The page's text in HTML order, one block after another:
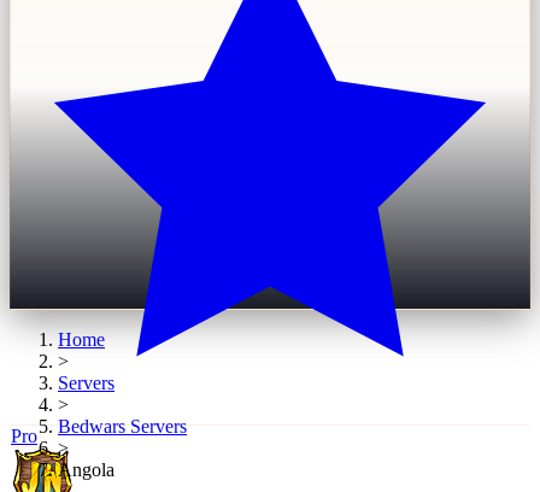
Pro
Home
>
Servers
>
BedwarsServers
>
Angola